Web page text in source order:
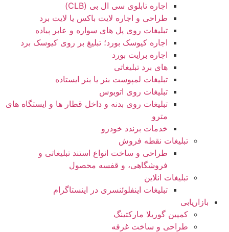
اجاره تابلوی سی ال بی (CLB)
طراحی و اجاره لایت باکس یا لایت برد
تبلیغات روی پل های سواره و عابر پیاده
اجاره کیوسک بورد؛ تبلیغ بر روی کیوسک برد
اجاره برایت بورد
های برد تبلیغاتی
تبلیغات لمپوست بنر یا بنر ایستاده
تبلیغات روی اتوبوس
تبلیغات روی بدنه و داخل قطار ها و ایستگاه های
مترو
خدمات برندد خودرو
تبلیغات نقطه فروش
طراحی و ساخت انواع استند تبلیغاتی و
فروشگاهی، و قفسه محصول
تبلیغات انلاین
تبلیغات اینفلوئنسری در اینستاگرام
بازاریابی
کمپین گوریلا مارکتینگ
طراحی و ساخت غرفه